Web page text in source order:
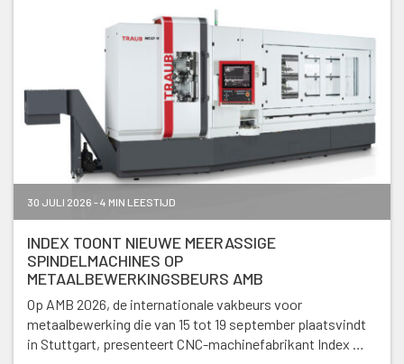
30 JULI 2026 - 4 MIN LEESTIJD
INDEX TOONT NIEUWE MEERASSIGE
SPINDELMACHINES OP
METAALBEWERKINGSBEURS AMB
Op AMB 2026, de internationale vakbeurs voor
metaalbewerking die van 15 tot 19 september plaatsvindt
in Stuttgart, presenteert CNC-machinefabrikant Index …